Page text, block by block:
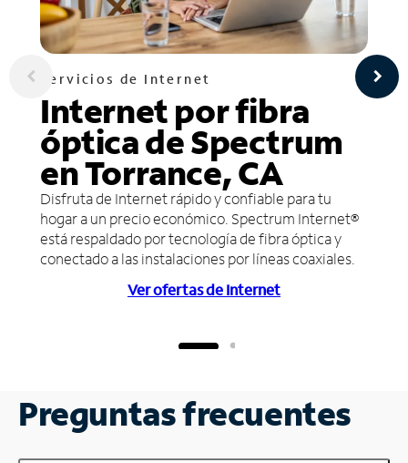
Servicios de Internet
Internet por fibra
óptica de Spectrum
en Torrance, CA
Disfruta de Internet rápido y confiable para tu
hogar a un precio económico. Spectrum Internet®
está respaldado por tecnología de fibra óptica y
conectado a las instalaciones por líneas coaxiales.
Ver ofertas de Internet
Preguntas frecuentes